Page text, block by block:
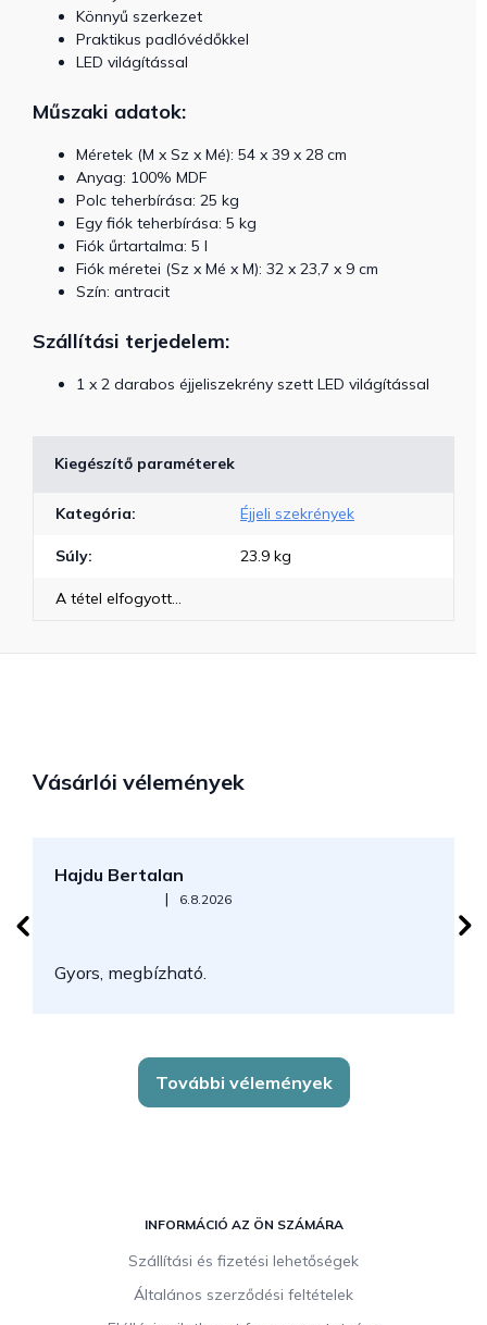
Könnyű szerkezet
Praktikus padlóvédőkkel
LED világítással
Műszaki adatok:
Méretek (M x Sz x Mé): 54 x 39 x 28 cm
Anyag: 100% MDF
Polc teherbírása: 25 kg
Egy fiók teherbírása: 5 kg
Fiók űrtartalma: 5 l
Fiók méretei (Sz x Mé x M): 32 x 23,7 x 9 cm
Szín: antracit
Szállítási terjedelem:
1 x 2 darabos éjjeliszekrény szett LED világítással
Kiegészítő paraméterek
Kategória: Éjjeli szekrények
Súly: 23.9 kg
A tétel elfogyott…
Vásárlói vélemények
Hajdu Bertalan
Az áruház értékelése 5-ből 5 csillag.
| 6.8.2026
Gyors, megbízható.
További vélemények
INFORMÁCIÓ AZ ÖN SZÁMÁRA
Szállítási és fizetési lehetőségek
Általános szerződési feltételek